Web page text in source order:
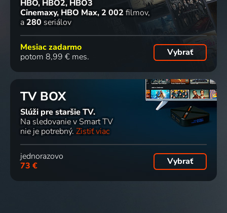
HBO, HBO2, HBO3
Cinemaxy, HBO Max 2 002 filmov
a 280 seriálov
Mesiac zadarmo
potom 8,99 € mes.
Vybrať
TV BOX
Slúži pre staršie TV.
Na sledovanie v Smart TV
nie je potrebný. Zistiť viac
jednorazovo
73 €
Vybrať